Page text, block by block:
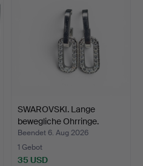
SWAROVSKI. Lange
bewegliche Ohrringe.
Beendet 6. Aug 2026
1 Gebot
35 USD